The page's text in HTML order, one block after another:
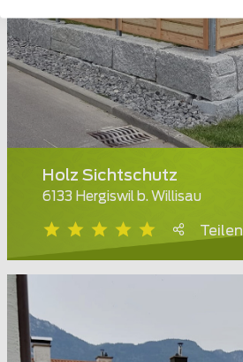
Holz Sichtschutz
6133 Hergiswil b. Willisau
Teilen